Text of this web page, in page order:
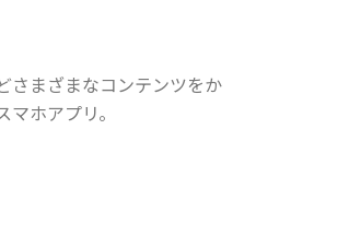
さまざまなコンテンツをか
ホアプリ。